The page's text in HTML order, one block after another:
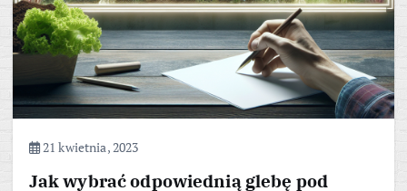
21 kwietnia, 2023
Jak wybrać odpowiednią glebę pod